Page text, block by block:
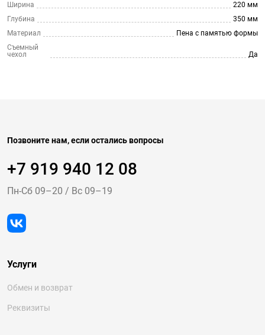
Ширина
220 мм
Глубина
350 мм
Материал
Пена с памятью формы
Съемный
чехол
Да
Услуги
Обмен и возврат
Реквизиты
Позвоните нам, если остались вопросы
+7 919 940 12 08
Пн-Cб 09–20 / Вс 09–19